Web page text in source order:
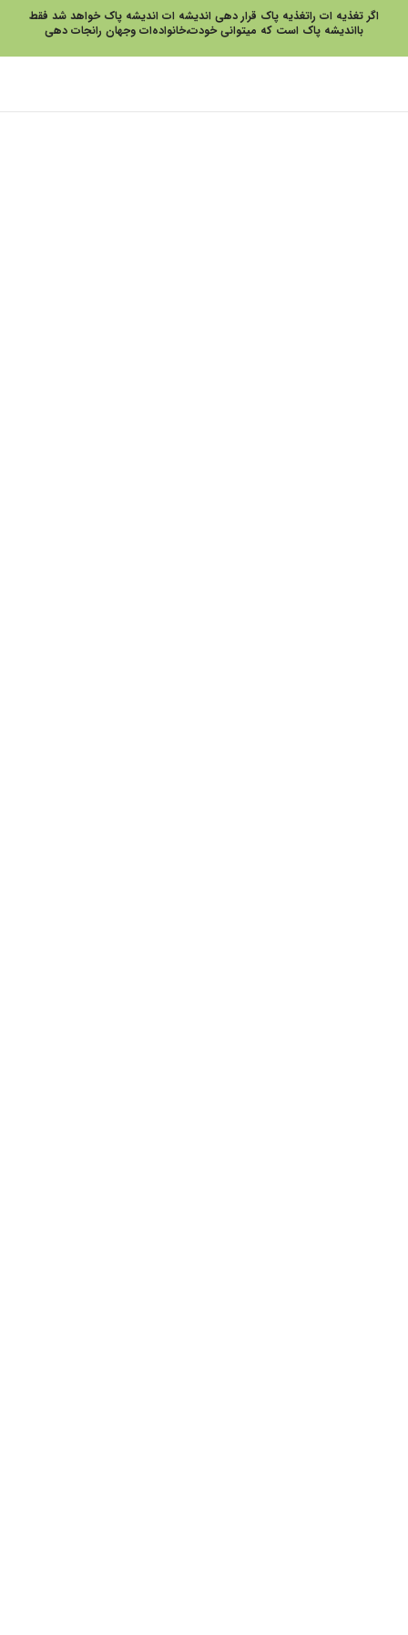
اگر تغذیه ات راتغذیه پاک قرار دهی اندیشه ات اندیشه پاک خواهد شد فقط
بااندیشه پاک است که میتوانی خودت،خانواده‌ات وجهان رانجات دهی